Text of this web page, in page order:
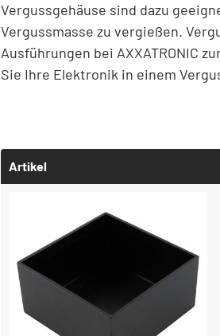
Vergussgehäuse sind dazu
Vergussmasse zu vergießen.
Ausführungen bei AXXATRONIC
Sie Ihre Elektronik in einem
Artikel